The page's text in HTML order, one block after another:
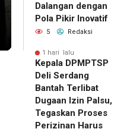
Dalangan dengan
Pola Pikir Inovatif
5 Redaksi
1 hari lalu
Kepala DPMPTSP
Deli Serdang
Bantah Terlibat
Dugaan Izin Palsu,
Tegaskan Proses
Perizinan Harus